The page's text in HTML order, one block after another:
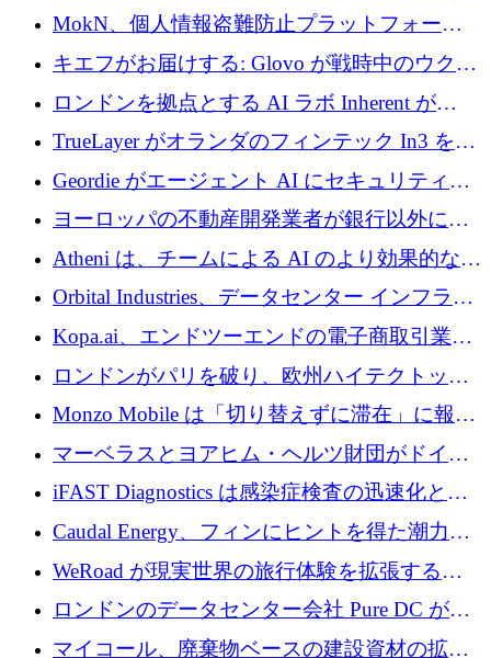
TrueLayer が In3 を買収、ロンドンが首位の座
を奪還
MokN、個人情報盗難防止プラットフォーム
の成長のためにシリーズ A で 1,500 万ドルを
調達
キエフがお届けする: Glovo が戦時中のウクラ
イナで最も急速に成長する市場の 1 つをどの
ように拡大したか
ロンドンを拠点とする AI ラボ Inherent が
5,000 万ドルの資金調達でステルスから浮上
TrueLayer がオランダのフィンテック In3 を買
収、チェックアウト時にクレジットを提供
Geordie がエージェント AI にセキュリティと
ガバナンスをもたらすために 3,000 万ドルを
ヨーロッパの不動産開発業者が銀行以外にも
目を向けているため、InRentoの資金調達額は
1億ユーロを突破
Atheni は、チームによる AI のより効果的な使
用を支援するために 35 万ポンドを確保
Orbital Industries、データセンター インフラス
トラクチャ システムの拡張に 5,000 万ドルを
確保
Kopa.ai、エンドツーエンドの電子商取引業務
用の AI エージェントを構築するために 200
万ユーロを調達
ロンドンがパリを破り、欧州ハイテクトップ
の座を奪還
Monzo Mobile は「切り替えずに滞在」に報酬
を与える
マーベラスとヨアヒム・ヘルツ財団がドイツ
の商業化ギャップを埋めるために2,000万ユー
ロのディープテック基金を立ち上げる
iFAST Diagnostics は感染症検査の迅速化と抗
菌薬耐性への取り組みに 500 万ポンドを寄付
Caudal Energy、フィンにヒントを得た潮力発
電技術の規模拡大に向けて 430 万ポンドを調
WeRoad が現実世界の旅行体験を拡張するた
めに 5,800 万ドルを獲得
ロンドンのデータセンター会社 Pure DC が欧
州と中東の拡張に 27 億ドルを確保
マイコール、廃棄物ベースの建設資材の拡大